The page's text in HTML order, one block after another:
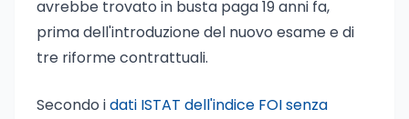
avrebbe trovato in busta paga 19 anni fa,
prima dell'introduzione del nuovo esame e di
tre riforme contrattuali.
Secondo idati ISTAT dell'indice FOI senza